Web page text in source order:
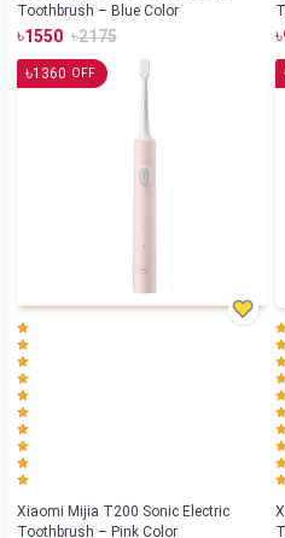
Toothbrush – Blue Color
৳1550 ৳2175 ৳
৳1360 OFF
Xiaomi Mijia T200 Sonic Electric
Toothbrush – Pink Color